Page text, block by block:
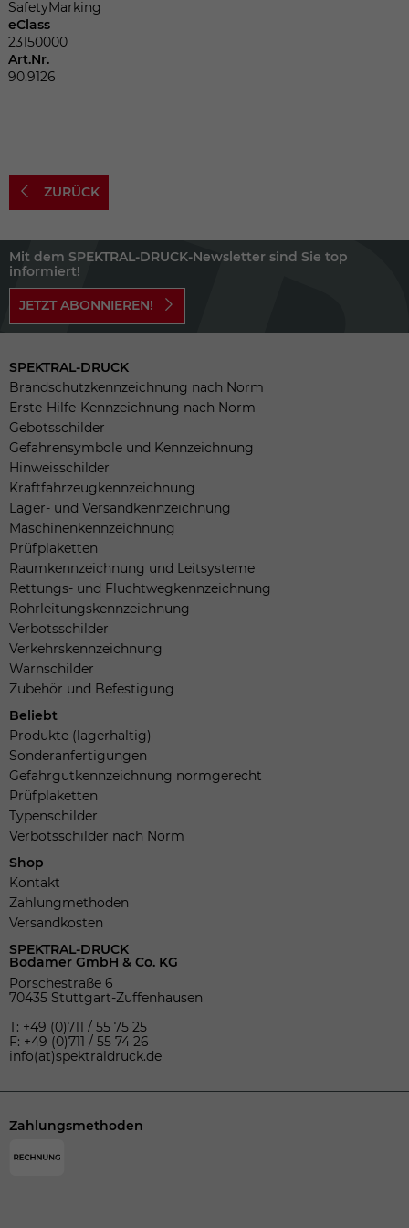
SafetyMarking
eClass
23150000
Art.Nr.
90.9126
ZURÜCK
Mit dem SPEKTRAL-DRUCK-Newsletter sind Sie top
informiert!
JETZT ABONNIEREN!
SPEKTRAL-DRUCK
Brandschutzkennzeichnung nach Norm
Erste-Hilfe-Kennzeichnung nach Norm
Gebotsschilder
Gefahrensymbole und Kennzeichnung
Hinweisschilder
Kraftfahrzeugkennzeichnung
Lager- und Versandkennzeichnung
Maschinenkennzeichnung
Prüfplaketten
Raumkennzeichnung und Leitsysteme
Rettungs- und Fluchtwegkennzeichnung
Rohrleitungskennzeichnung
Verbotsschilder
Verkehrskennzeichnung
Warnschilder
Zubehör und Befestigung
Beliebt
Produkte (lagerhaltig)
Sonderanfertigungen
Gefahrgutkennzeichnung normgerecht
Prüfplaketten
Typenschilder
Verbotsschilder nach Norm
Shop
Kontakt
Zahlungmethoden
Versandkosten
SPEKTRAL-DRUCK
Bodamer GmbH & Co. KG
Porschestraße 6
70435 Stuttgart-Zuffenhausen
T: +49 (0)711 / 55 75 25
F: +49 (0)711 / 55 74 26
info(at)spektraldruck.de
Zahlungsmethoden
Zweck
Zweck
Wir installiert sobald sich der Nutzer an
der Webseite anmeldet. Dient zum
festhalten des Login Status.